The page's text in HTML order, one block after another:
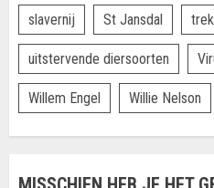
slavernij St Jansdal
uitstervende diersoorten
Willem Engel Willie Nelson